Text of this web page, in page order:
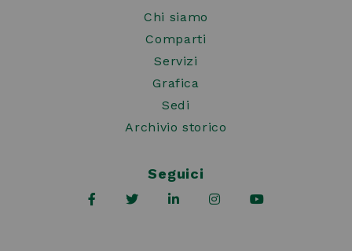
Chi siamo
Comparti
Servizi
Grafica
Sedi
Archivio storico
Seguici